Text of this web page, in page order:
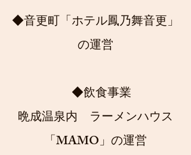
◆音更町「ホテル鳳乃舞音更」
の運営
◆飲食事業
晩成温泉内 ラーメンハウス
「MAMO」の運営